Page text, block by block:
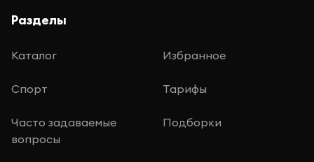
Разделы
Каталог Избранное
Спорт Тарифы
Часто задаваемые
вопросы
Подборки